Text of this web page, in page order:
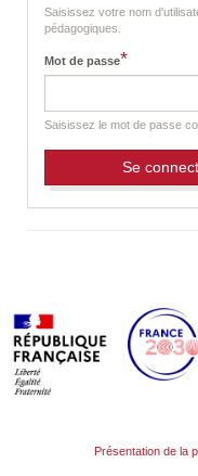
a
b
Saisissez votre nom
pédagogiques.
Mot de passe*
Saisissez le mot de passe
Présentation de la